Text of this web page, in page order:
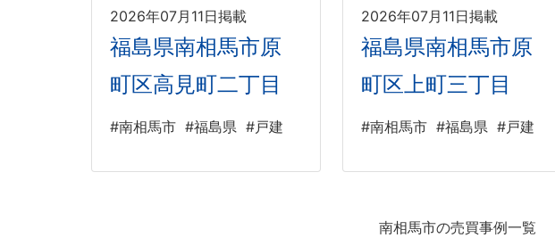
2026年07月11日掲載
福島県南相馬市原
町区高見町二丁目
#南相馬市 #福島県 #戸建
2026年07月11日掲載
福島県南相馬市原
町区上町三丁目
#南相馬市 #福島県 #戸建
南相馬市の売買事例一覧